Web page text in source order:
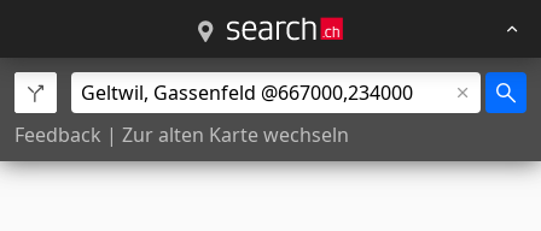
Feedback | Zur alten Karte wechseln